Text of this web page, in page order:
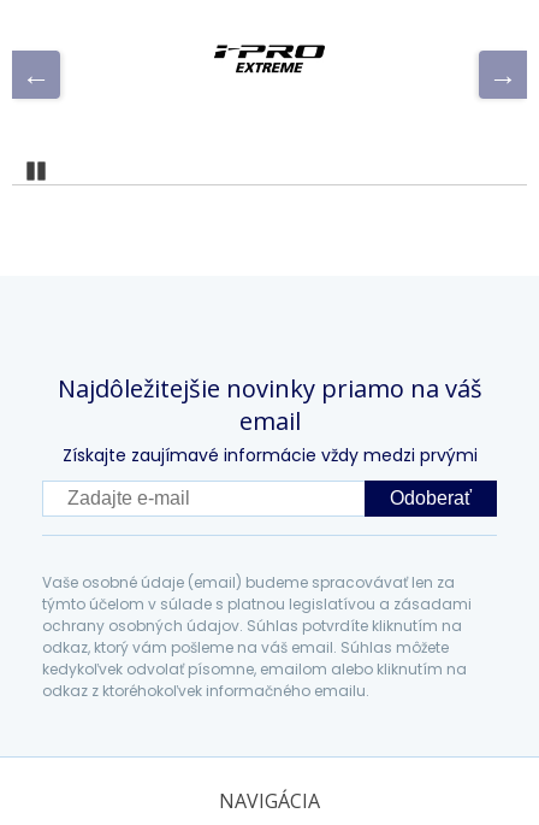
Najdôležitejšie novinky priamo na váš
email
Získajte zaujímavé informácie vždy medzi prvými
Odoberať
Vaše osobné údaje (email) budeme spracovávať len za
týmto účelom v súlade s platnou legislatívou a zásadami
ochrany osobných údajov. Súhlas potvrdíte kliknutím na
odkaz, ktorý vám pošleme na váš email. Súhlas môžete
kedykoľvek odvolať písomne, emailom alebo kliknutím na
odkaz z ktoréhokoľvek informačného emailu.
NAVIGÁCIA